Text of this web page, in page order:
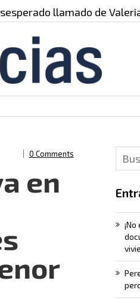
llamado de Valeria,
0 Comments
en